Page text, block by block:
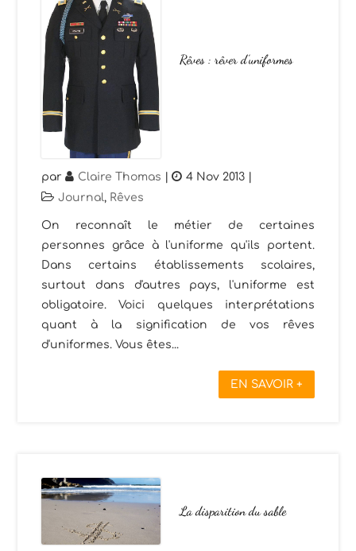
Rêves : rêver d’uniformes
par Claire Thomas | 4 Nov 2013 |
Journal, Rêves
On reconnaît le métier de certaines
personnes grâce à l'uniforme qu'ils portent.
Dans certains établissements scolaires,
surtout dans d'autres pays, l'uniforme est
obligatoire. Voici quelques interprétations
quant à la signification de vos rêves
d'uniformes. Vous êtes...
EN SAVOIR +
La disparition du sable